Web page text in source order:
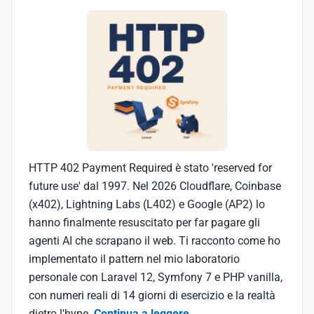
HTTP 402 Payment Required è stato 'reserved for
future use' dal 1997. Nel 2026 Cloudflare, Coinbase
(x402), Lightning Labs (L402) e Google (AP2) lo
hanno finalmente resuscitato per far pagare gli
agenti AI che scrapano il web. Ti racconto come ho
implementato il pattern nel mio laboratorio
personale con Laravel 12, Symfony 7 e PHP vanilla,
con numeri reali di 14 giorni di esercizio e la realtà